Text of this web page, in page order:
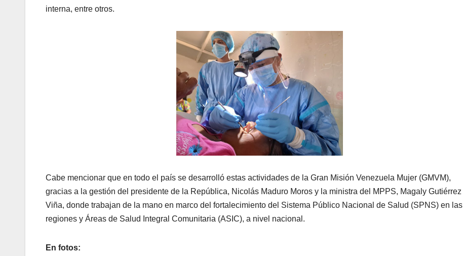
interna, entre otros.
Cabe mencionar que en todo el país se desarrolló estas actividades de la Gran Misión Venezuela Mujer (GMVM),
gracias a la gestión del presidente de la República, Nicolás Maduro Moros y la ministra del MPPS, Magaly Gutiérrez
Viña, donde trabajan de la mano en marco del fortalecimiento del Sistema Público Nacional de Salud (SPNS) en las
regiones y Áreas de Salud Integral Comunitaria (ASIC), a nivel nacional.
En fotos: